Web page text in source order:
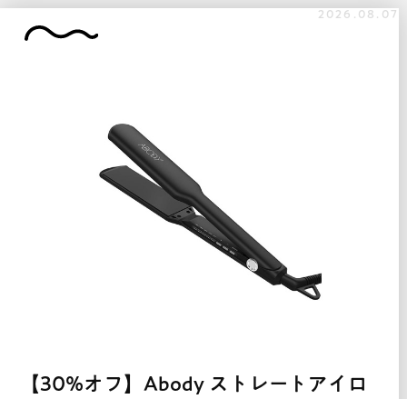
2026.08.07
【30%オフ】Abody ストレートアイロ